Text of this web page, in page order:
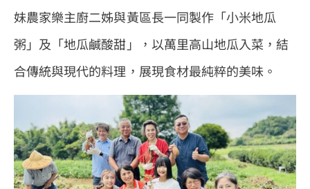
妹農家樂主廚二姊與黃區長一同製作「小米地瓜
粥」及「地瓜鹹酸甜」，以萬里高山地瓜入菜，結
合傳統與現代的料理，展現食材最純粹的美味。